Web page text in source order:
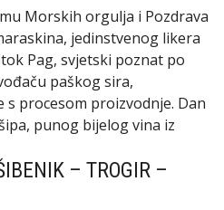
Morskih orgulja i Pozdrava
jedinstvenog likera
Pag, svjetski poznat po
paškog sira,
s procesom proizvodnje. Dan
punog bijelog vina iz
– TROGIR –